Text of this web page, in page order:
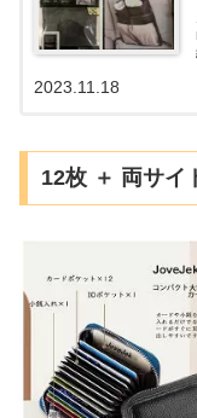
2023.11.18
12枚 ＋ 両サイ